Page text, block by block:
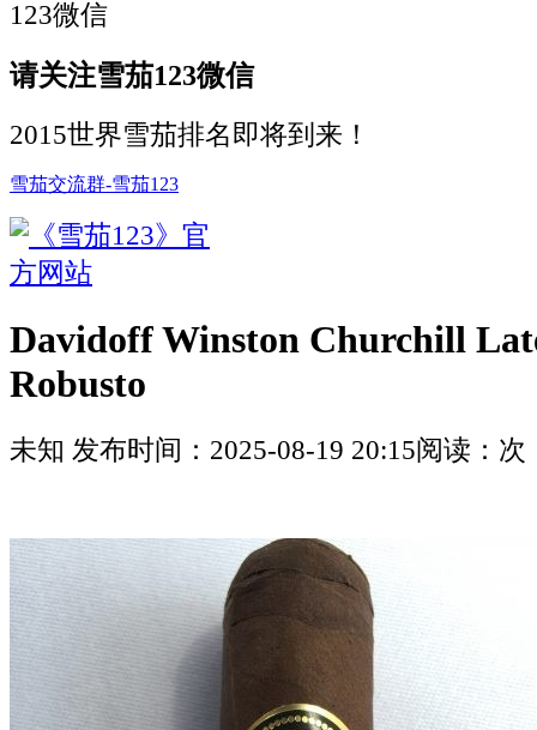
请关注雪茄123微信
2015世界雪茄排名即将到来！
雪茄交流群-雪茄123
Davidoff Winston Churchill
Robusto
未知 发布时间： 2025-08-19 20:15阅读： 次